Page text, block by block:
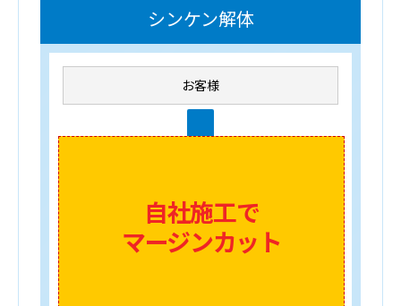
シンケン解体
お客様
自社施工で
マージンカット